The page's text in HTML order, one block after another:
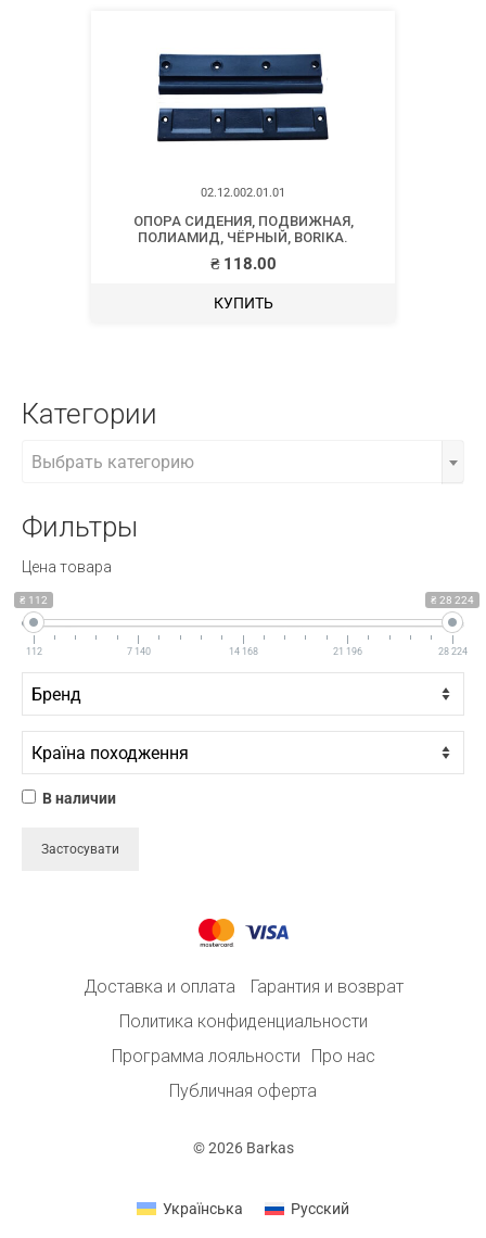
02.12.002.01.01
ОПОРА СИДЕНИЯ, ПОДВИЖНАЯ,
ПОЛИАМИД, ЧЁРНЫЙ, BORIKA.
₴118.00
КУПИТЬ
СО СТОПОРОМ, НЕРЖАВЕЮЩАЯ СТАЛЬ,
КУПИТЬ
ПЛАСТИК, OSCULATI.
₴2 329.00
КУПИТЬ
48.648.00